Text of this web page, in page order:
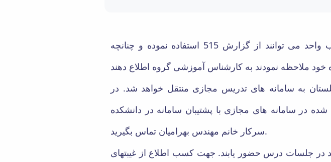
به اطلاع دانشجویان گرامی می رساند جهت اخذ تاییدیه انتخاب واحد می توانند از گزارش 515 استفاده نموده و چنانچه
در
در سامانه های مجازی با پشتیبان سامانه در دانشکده
سرکار خانم مهندس بهرامیان تماس بگیرید.
در جلسات درس حضور یابند. جهت کسب اطلاع از غیبتهای